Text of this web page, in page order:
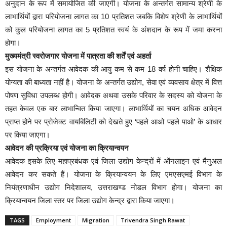
अनुदान के रूप में समायोजित की जाएगी। योजना के अन्तर्गत सामान्य श्रेणी के
लाभार्थियों द्वारा परियोजना लागत का 10 प्रतिशत जबकि विशेष श्रेणी के लाभार्थियों
को कुल परियोजना लागत का 5 प्रतिशत स्वयं के अंशदान के रूप में जमा करना
होगा।
मुख्यमंत्री स्वरोजगार योजना में पात्रता की शर्तें एवं अहर्ता
इस योजना के अन्तर्गत आवेदक की आयु कम से कम 18 वर्ष होनी चाहिए। शैक्षिक
योग्यता की बाध्यता नहीं है। योजना के अन्तर्गत उद्योग, सेवा एवं व्यवसाय क्षेत्र में वित्त
पोषण सुविधा उपलब्ध होगी। आवेदक अथवा उसके परिवार के सदस्य को योजना के
तहत केवल एक बार लाभान्वित किया जाएगा। लाभार्थियों का चयन अधिक आवेदन
प्राप्त होने पर प्रोजेक्ट वायबिलिटी को देखते हुए ‘पहले आओ पहले पाओ’ के आधार
पर किया जाएगा।
आवेदन की प्रक्रिया एवं योजना का क्रियान्वयन
आवेदक इसके लिए महाप्रबंधक एवं जिला उद्योग केन्द्रों में ऑनलाइन एवं मैनुअल
आवेदन कर सकते हैं। योजना के क्रियान्वयन के लिए एमएसएमई विभाग के
नियंत्रणाधीन उद्योग निदेशालय, उत्तराखण्ड नोडल विभाग होगा। योजना का
क्रियान्वयन जिला स्तर पर जिला उद्योग केन्द्र द्वारा किया जाएगा।
TAGS Employment Migration Trivendra Singh Rawat